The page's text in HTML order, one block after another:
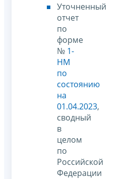
Уточненный
отчет
по
форме
№ 1-
НМ
по
состоянию
на
01.04.2023,
сводный
в
целом
по
Российской
Федерации